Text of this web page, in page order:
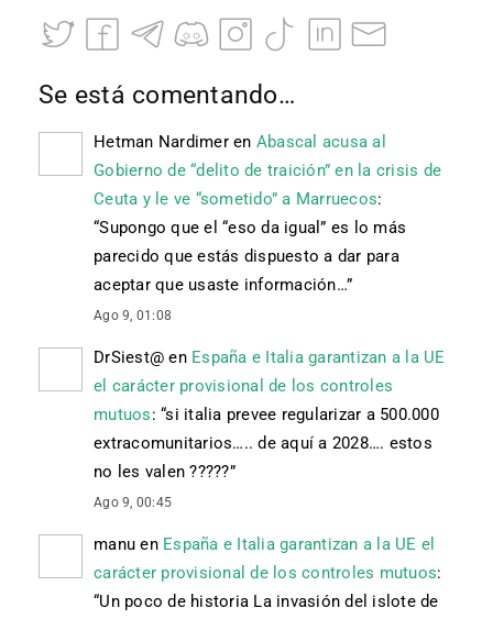
Se está comentando…
Hetman Nardimeren Abascal acusa al
Gobierno de “delito de traición” en la crisis de
Ceuta y le ve “sometido” a Marruecos:
“Supongo que el “eso da igual” es lo más
parecido que estás dispuesto a dar para
aceptar que usaste información…”
Ago 9, 01:08
DrSiest@ en España e Italia garantizan a la UE
el carácter provisional de los controles
mutuos: “si italia prevee regularizar a 500.000
extracomunitarios….. de aquí a 2028…. estos
no les valen ?????”
Ago 9, 00:45
manu en España e Italia garantizan a la UE el
carácter provisional de los controles mutuos:
“Un poco de historia La invasión del islote de